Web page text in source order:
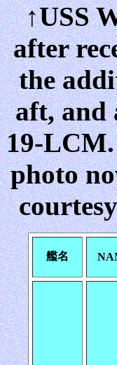
↑USS
after
the
aft, and
19-LCM.
photo
艦名